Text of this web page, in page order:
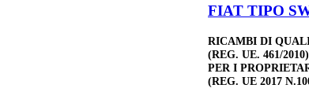
FIAT TIPO
RICAMBI DI
(REG. UE. 461/2010)
PER I
(REG. UE 2017